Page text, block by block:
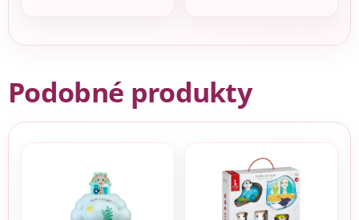
Podobné produkty